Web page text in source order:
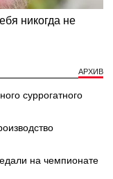
АРХИВ
суррогатного
на чемпионате